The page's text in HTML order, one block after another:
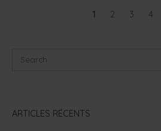
1 2 3 4
ARTICLES RÉCENTS